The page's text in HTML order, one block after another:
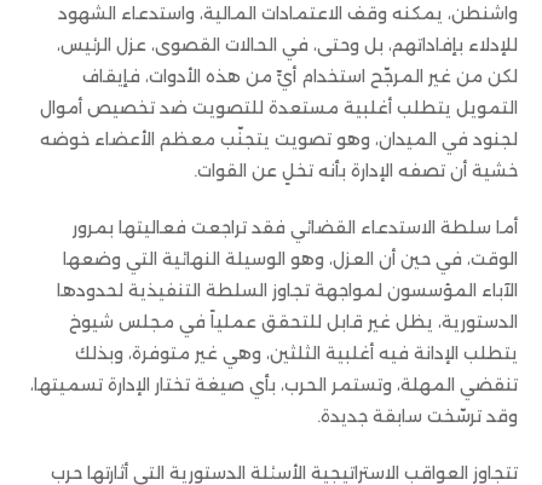
واشنطن، يمكنه وقف الاعتمادات المالية، واستدعاء الشهود
للإدلاء بإفاداتهم، بل وحتى، في الحالات القصوى، عزل الرئيس،
لكن من غير المرجّح استخدام أيٍّ من هذه الأدوات، فإيقاف
التمويل يتطلب أغلبية مستعدة للتصويت ضد تخصيص أموال
لجنود في الميدان، وهو تصويت يتجنّب معظم الأعضاء خوضه
خشية أن تصفه الإدارة بأنه تخلٍ عن القوات.
أما سلطة الاستدعاء القضائي فقد تراجعت فعاليتها بمرور
الوقت، في حين أن العزل، وهو الوسيلة النهائية التي وضعها
الآباء المؤسسون لمواجهة تجاوز السلطة التنفيذية لحدودها
الدستورية، يظل غير قابل للتحقق عملياً في مجلس شيوخ
يتطلب الإدانة فيه أغلبية الثلثين، وهي غير متوفرة، وبذلك
تنقضي المهلة، وتستمر الحرب، بأي صيغة تختار الإدارة تسميتها،
وقد ترسّخت سابقة جديدة.
تتجاوز العواقب الاستراتيجية الأسئلة الدستورية التي أثارتها حرب